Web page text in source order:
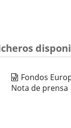
Fondos
Nota de prensa